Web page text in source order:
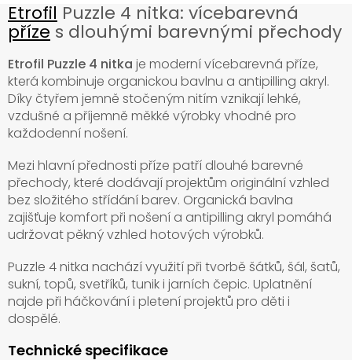
Etrofil Puzzle 4 nitka: vícebarevná
příze s dlouhými barevnými přechody
Etrofil Puzzle 4 nitka je moderní vícebarevná příze,
která kombinuje organickou bavlnu a antipilling akryl.
Díky čtyřem jemně stočeným nitím vznikají lehké,
vzdušné a příjemně měkké výrobky vhodné pro
každodenní nošení.
Mezi hlavní přednosti příze patří dlouhé barevné
přechody, které dodávají projektům originální vzhled
bez složitého střídání barev. Organická bavlna
zajišťuje komfort při nošení a antipilling akryl pomáhá
udržovat pěkný vzhled hotových výrobků.
Puzzle 4 nitka nachází využití při tvorbě šátků, šál, šatů,
sukní, topů, svetříků, tunik i jarních čepic. Uplatnění
najde při háčkování i pletení projektů pro děti i
dospělé.
Technické specifikace